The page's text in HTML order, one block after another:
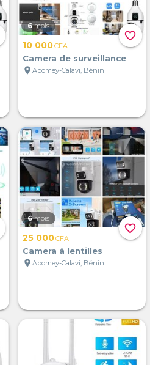
favorite_border
6 mois
10 000CFA
Camera de surveillance
location_on Abomey-Calavi, Bénin
favorite_border
6 mois
25 000CFA
Camera à lentilles
location_on Abomey-Calavi, Bénin